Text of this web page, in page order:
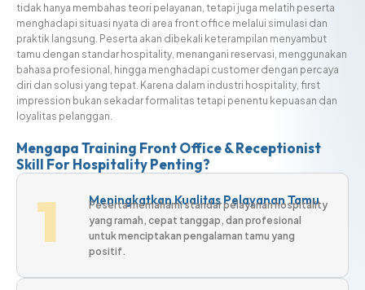
tidak hanya membahas teori pelayanan, tetapi juga melatih peserta
menghadapi situasi nyata di area front office melalui simulasi dan
praktik langsung. Peserta akan dibekali keterampilan menyambut
tamu dengan standar hospitality, menangani reservasi, menggunakan
bahasa profesional, hingga menghadapi customer dengan percaya
diri dan solusi yang tepat. Karena dalam industri hospitality, first
impression bukan sekadar formalitas tetapi penentu kepuasan dan
loyalitas pelanggan.
Mengapa Training Front Office & Receptionist
Skill For Hospitality Penting?
1 Meningkatkan Kualitas Pelayanan Tamu
Peserta memahami standar pelayanan hospitality
yang ramah, cepat tanggap, dan profesional
untuk menciptakan pengalaman tamu yang
positif.